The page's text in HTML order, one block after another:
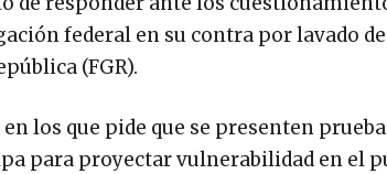
federal en su contra por lavado
(FGR).
los que pide que se presenten
para proyectar vulnerabilidad en el